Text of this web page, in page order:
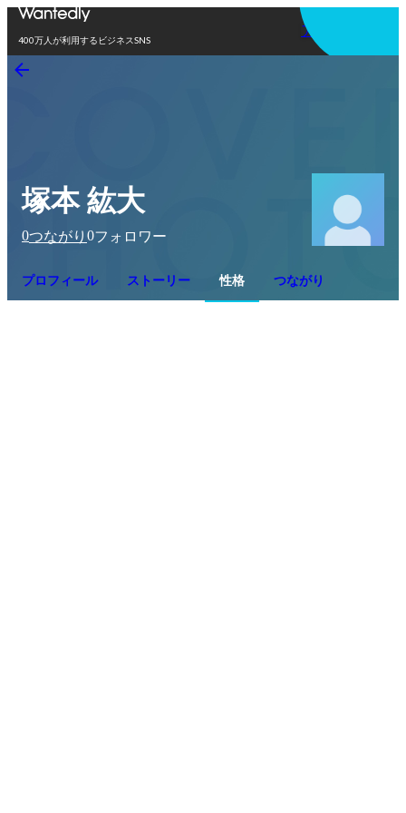
400万人が利用するビジネスSNS
アプリを使う
塚本 紘大
0つながり 0フォロワー
プロフィール ストーリー 性格 つながり